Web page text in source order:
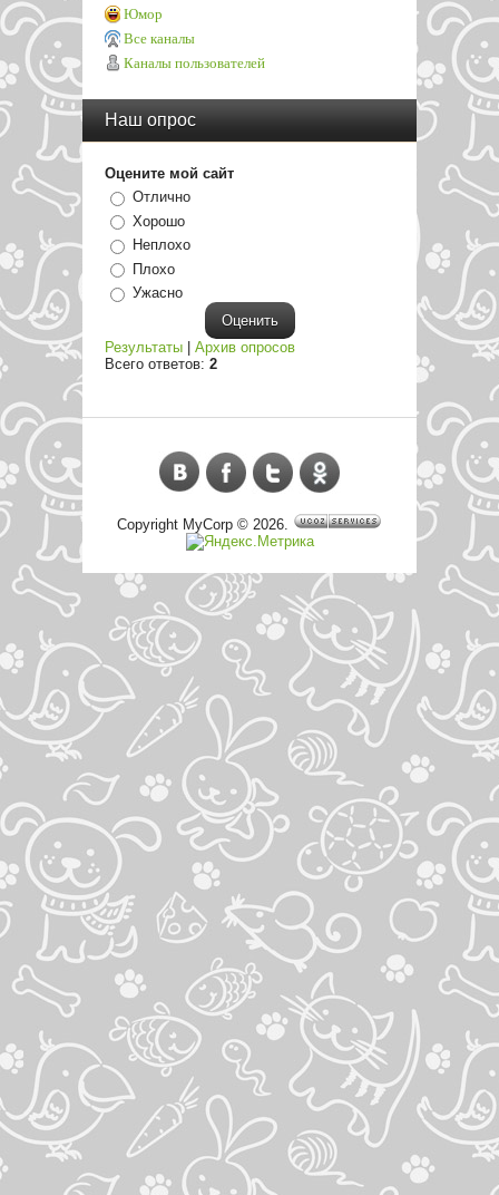
Юмор
Все каналы
Каналы пользователей
Наш опрос
Оцените мой сайт
Отлично
Хорошо
Неплохо
Плохо
Ужасно
Результаты
Архив опросов
Всего ответов: 2
Copyright MyCorp © 2026